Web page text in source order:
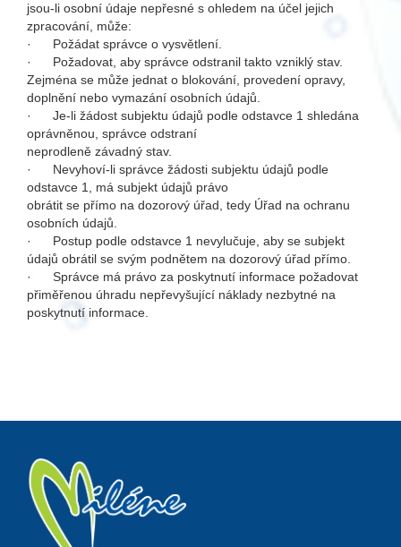
jsou-li osobní údaje nepřesné s ohledem na účel jejich
zpracování, může:
· Požádat správce o vysvětlení.
· Požadovat, aby správce odstranil takto vzniklý stav.
Zejména se může jednat o blokování, provedení opravy,
doplnění nebo vymazání osobních údajů.
· Je-li žádost subjektu údajů podle odstavce 1 shledána
oprávněnou, správce odstraní
neprodleně závadný stav.
· Nevyhoví-li správce žádosti subjektu údajů podle
odstavce 1, má subjekt údajů právo
obrátit se přímo na dozorový úřad, tedy Úřad na ochranu
osobních údajů.
· Postup podle odstavce 1 nevylučuje, aby se subjekt
údajů obrátil se svým podnětem na dozorový úřad přímo.
· Správce má právo za poskytnutí informace požadovat
přiměřenou úhradu nepřevyšující náklady nezbytné na
poskytnutí informace.